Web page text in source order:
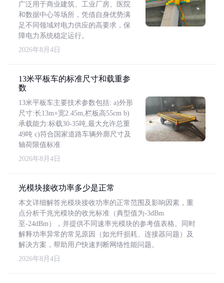
广泛用于商业建筑、工业厂房、医院
和数据中心等场所，凭借自身优势满
足不同领域对电力供应的高要求，保
障电力系统稳定运行。
2026年8月4日
13米平板车的标准尺寸和载重参
数
13米平板车主要技术参数包括: a)外形
尺寸:长13m×宽2.45m,栏板高55cm b)
承载能力:标载30-35吨,最大允许总重
49吨 c)符合国家道路车辆外廓尺寸及
轴荷限值标准
2026年8月4日
光模块接收功率多少是正常
本文详细解答光模块接收功率的正常范围及影响因素，重
点分析千兆光模块的收光标准（典型值为-3dBm
至-24dBm），并提供不同速率光模块的参考值表格。同时
解释功率异常的常见原因（如光纤损耗、连接器问题）及
解决方案，帮助用户快速判断网络性能问题。
2026年8月4日